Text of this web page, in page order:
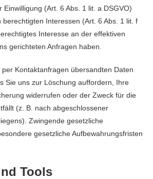
Einwilligung (Art. 6 Abs. 1 lit. a DSGVO)
Interessen (Art. 6 Abs. 1 lit. f
Interesse an der effektiven
gerichteten Anfragen haben.
Kontaktanfragen übersandten Daten
Sie uns zur Löschung auffordern, Ihre
widerrufen oder der Zweck für die
(z. B. nach abgeschlossener
Zwingende gesetzliche
gesetzliche Aufbewahrungsfristen
Tools